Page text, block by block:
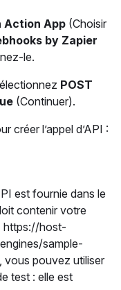
Action App (Choisir
by Zapier
le.
POST
(Continuer).
créer l’appel d’API :
est fournie dans le
contenir votre
https://host-
sample-
vous pouvez utiliser
test : elle est